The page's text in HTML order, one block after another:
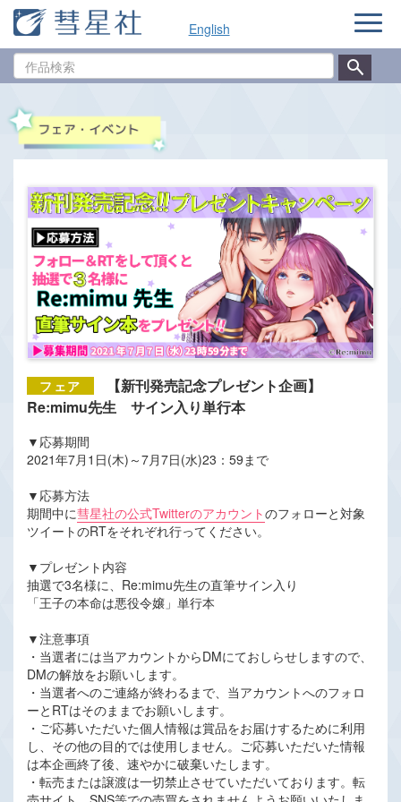
English
品
ナ
ゲ
【新刊発売記念プレゼント企画】
Re:mimu先生 サイン入り単行本
▼応募期間
2021年7月1日(木)～7月7日(水)23：59まで
▼応募方法
期間中に彗星社の公式Twitterのアカウントのフォローと対象
ツイートのRTをそれぞれ行ってください。
▼プレゼント内容
抽選で3名様に、Re:mimu先生の直筆サイン入り
「王子の本命は悪役令嬢」単行本
▼注意事項
・当選者には当アカウントからDMにておしらせしますので、
DMの解放をお願いします。
・当選者へのご連絡が終わるまで、当アカウントへのフォロ
ーとRTはそのままでお願いします。
・ご応募いただいた個人情報は賞品をお届けするために利用
し、その他の目的では使用しません。ご応募いただいた情報
は本企画終了後、速やかに破棄いたします。
・転売または譲渡は一切禁止させていただいております。転